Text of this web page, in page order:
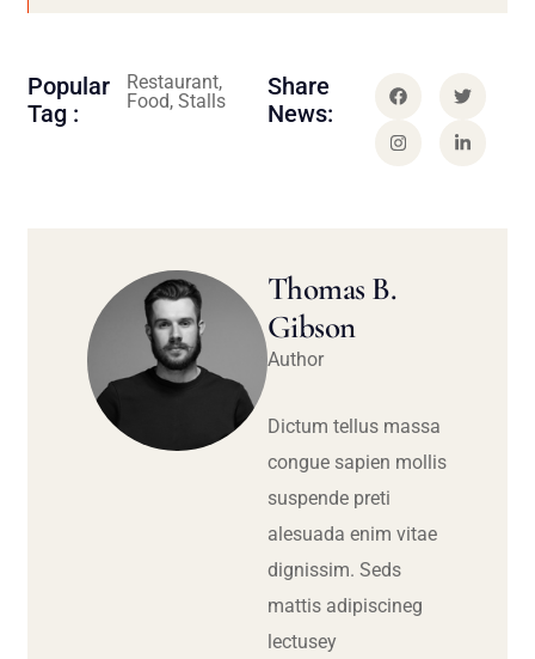
Popular
Tag :
Restaurant,
Food, Stalls
Share
News:
Thomas B.
Gibson
Author
Dictum tellus massa
congue sapien mollis
suspende preti
alesuada enim vitae
dignissim. Seds
mattis adipiscineg
lectusey